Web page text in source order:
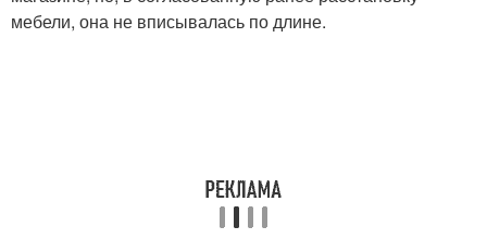
мебели, она не вписывалась по длине.